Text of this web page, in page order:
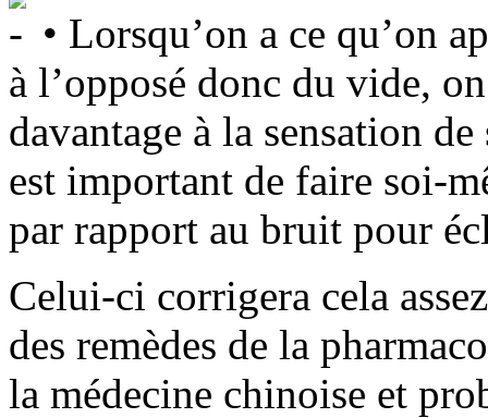
• Lorsqu’on a ce qu’on
à l’opposé donc du vide,
davantage à la sensation
est important de faire soi-
par rapport au bruit pour
Celui-ci corrigera cela
des remèdes de la
la médecine chinoise et